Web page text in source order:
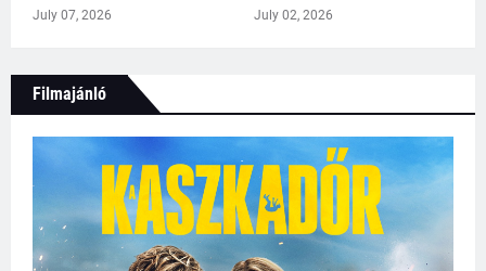
July 07, 2026 July 02, 2026
Filmajánló